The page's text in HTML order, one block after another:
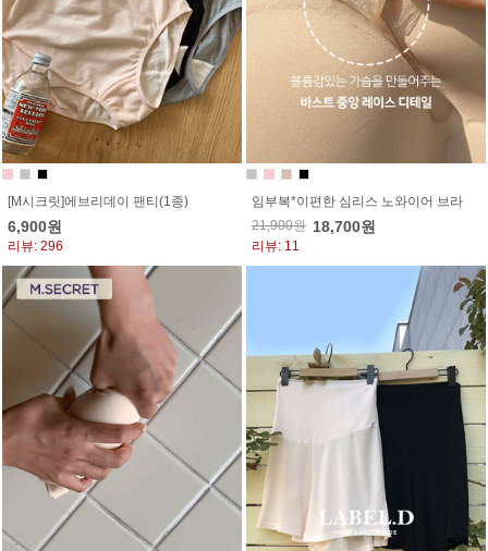
[M시크릿]에브리데이 팬티(1종)
6,900원
리뷰: 296
임부복*이편한 심리스 노와이어 브라
21,900원 18,700원
리뷰: 11